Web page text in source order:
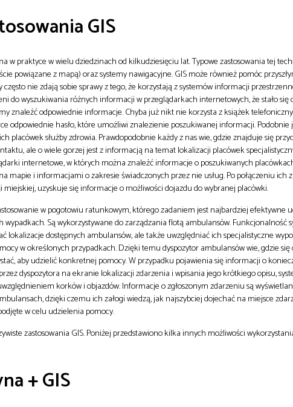
GIS
w praktyce w wielu dziedzinach od kilkudziesięciu lat. Typowe zastosowania tej
powiązane z mapą) oraz systemy nawigacyjne. GIS może również pomóc
nie zdają sobie sprawy z tego, że korzystają z systemów informacji
do wyszukiwania różnych informacji w przeglądarkach internetowych, że stało się
znaleźć odpowiednie informacje. Chyba już nikt nie korzysta z książek
odpowiednie hasło, które umożliwi znalezienie poszukiwanej informacji. Podobnie
placówek służby zdrowia. Prawdopodobnie każdy z nas wie, gdzie znajduje się
ale o wiele gorzej jest z informacją na temat lokalizacji placówek
internetowe, w których można znaleźć informacje o poszukiwanych
mapie i informacjami o zakresie świadczonych przez nie usług. Po połączeniu ich
uzyskuje się informacje o możliwości dojazdu do wybranej placówki.
w pogotowiu ratunkowym, którego zadaniem jest najbardziej efektywne
wypadkach. Są wykorzystywane do zarządzania flotą ambulansów. Funkcjonalność
lokalizacje dostępnych ambulansów, ale także uwzględniać ich specjalistyczne
w określonych przypadkach. Dzięki temu dyspozytor ambulansów wie, gdzie
aby udzielić konkretnej pomocy. W przypadku pojawienia się informacji o
dyspozytora na ekranie lokalizacji zdarzenia i wpisania jego krótkiego opisu,
korków i objazdów. Informacje o zgłoszonym zdarzeniu są
dzięki czemu ich załogi wiedzą, jak najszybciej dojechać na miejsce
w celu udzielenia pomocy.
zastosowania GIS. Poniżej przedstawiono kilka innych możliwości
+ GIS